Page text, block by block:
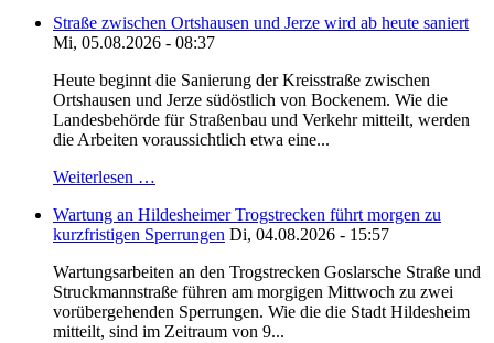
Straße zwischen Ortshausen und Jerze wird ab heute saniert
Mi, 05.08.2026 - 08:37
Heute beginnt die Sanierung der Kreisstraße zwischen
Ortshausen und Jerze südöstlich von Bockenem. Wie die
Landesbehörde für Straßenbau und Verkehr mitteilt, werden
die Arbeiten voraussichtlich etwa eine...
Weiterlesen …
Wartung an Hildesheimer Trogstrecken führt morgen zu
kurzfristigen Sperrungen Di, 04.08.2026 - 15:57
Wartungsarbeiten an den Trogstrecken Goslarsche Straße und
Struckmannstraße führen am morgigen Mittwoch zu zwei
vorübergehenden Sperrungen. Wie die die Stadt Hildesheim
mitteilt, sind im Zeitraum von 9...